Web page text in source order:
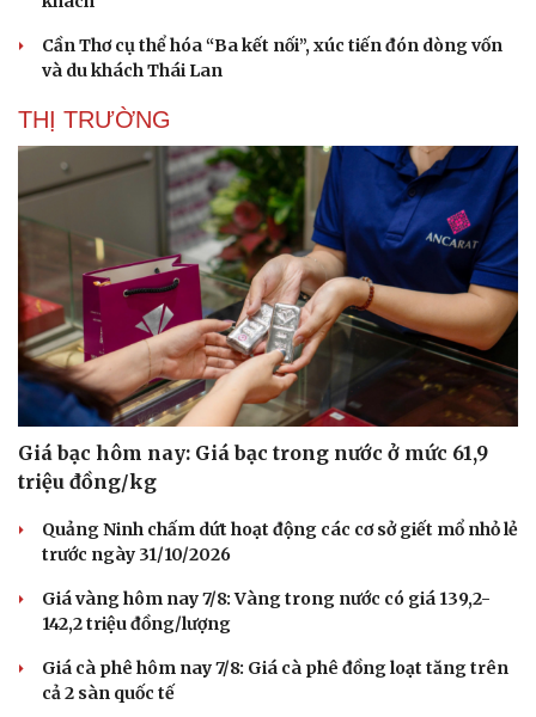
Du lịch
Tư vấn
check-in
Podcast
Câu chuyện thời sự
Hạt giống tâm hồn
Cần Thơ cụ thể hóa “Ba kết nối”, xúc tiến đón dòng vốn
và du khách Thái Lan
THỊ TRƯỜNG
Giá bạc hôm nay: Giá bạc trong nước ở mức 61,9
triệu đồng/kg
Quảng Ninh chấm dứt hoạt động các cơ sở giết mổ nhỏ lẻ
trước ngày 31/10/2026
Giá vàng hôm nay 7/8: Vàng trong nước có giá 139,2-
142,2 triệu đồng/lượng
Giá cà phê hôm nay 7/8: Giá cà phê đồng loạt tăng trên
cả 2 sàn quốc tế